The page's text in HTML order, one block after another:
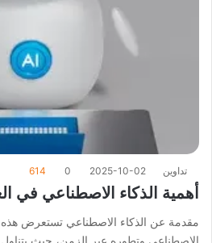
تداوين 2025-10-02
0
614
أهمية الذكاء الاصطناعي في
مقدمة عن الذكاء الاصطناعي تستعرض هذه
الاصطناعي وتطوره عبر الزمن، حيث يتناول